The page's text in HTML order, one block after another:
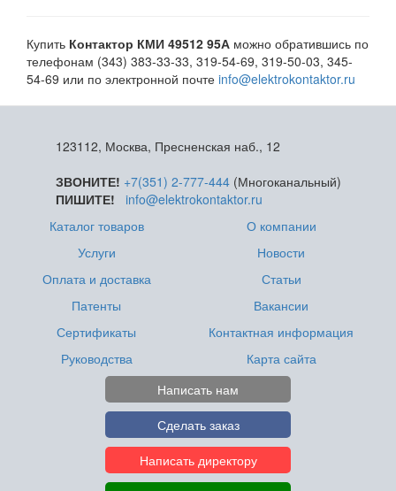
Купить Контактор КМИ 49512 95А можно обратившись по
телефонам (343) 383-33-33, 319-54-69, 319-50-03, 345-
54-69 или по электронной почте info@elektrokontaktor.ru
123112, Москва, Пресненская наб., 12
ЗВОНИТЕ! +7(351) 2-777-444(Многоканальный)
ПИШИТЕ!
info@elektrokontaktor.ru
Каталог товаров
Услуги
Оплата и доставка
Патенты
Сертификаты
Руководства
О компании
Новости
Статьи
Вакансии
Контактная информация
Карта сайта
Написать нам
Сделать заказ
Написать директору